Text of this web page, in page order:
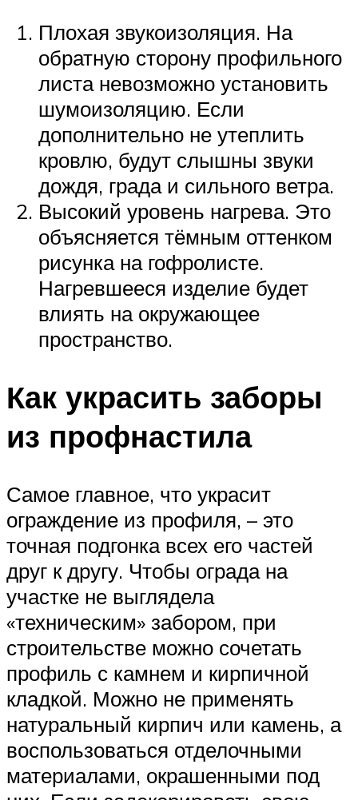
Плохая звукоизоляция. На
обратную сторону профильного
листа невозможно установить
шумоизоляцию. Если
дополнительно не утеплить
кровлю, будут слышны звуки
дождя, града и сильного ветра.
Высокий уровень нагрева. Это
объясняется тёмным оттенком
рисунка на гофролисте.
Нагревшееся изделие будет
влиять на окружающее
пространство.
Как украсить заборы
из профнастила
Самое главное, что украсит
ограждение из профиля, – это
точная подгонка всех его частей
друг к другу. Чтобы ограда на
участке не выглядела
«техническим» забором, при
строительстве можно сочетать
профиль с камнем и кирпичной
кладкой. Можно не применять
натуральный кирпич или камень, а
воспользоваться отделочными
материалами, окрашенными под